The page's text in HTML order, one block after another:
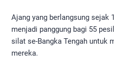
​Ajang yang berlangsung sejak
menjadi panggung bagi 55
silat se-Bangka Tengah untuk
mereka.